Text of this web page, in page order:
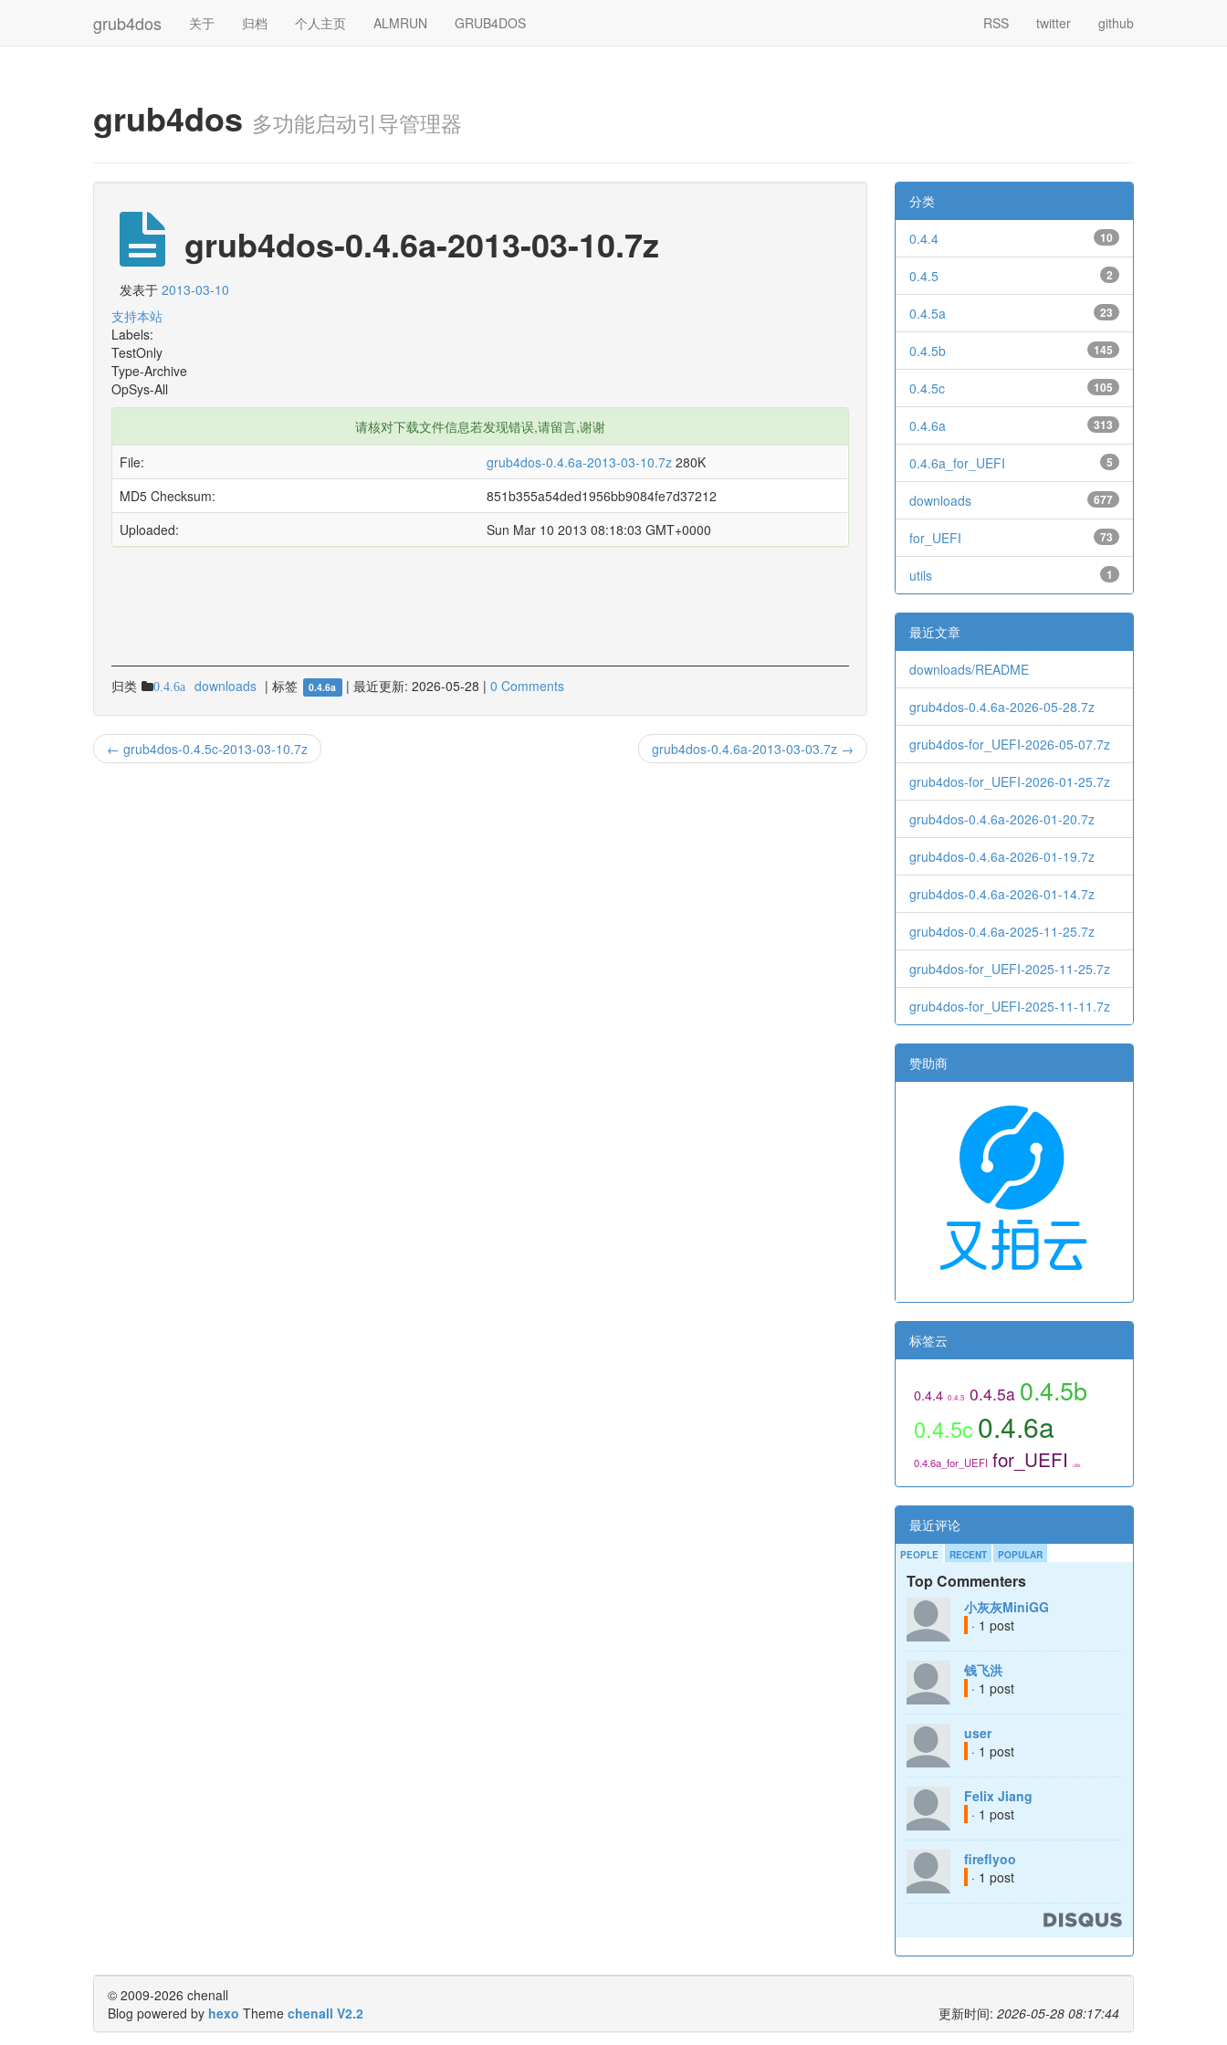
grub4dos 关于 归档 个人主页 ALMRUN GRUB4DOS RSS twitter github
grub4dos 多功能启动引导管理器
grub4dos-0.4.6a-2013-03-10.7z
发表于 2013-03-10
支持本站
Labels:
TestOnly
Type-Archive
OpSys-All
请核对下载文件信息若发现错误,请留言,谢谢
File:
grub4dos-0.4.6a-2013-03-10.7z 280K
MD5 Checksum:
851b355a54ded1956bb9084fe7d37212
Uploaded:
Sun Mar 10 2013 08:18:03 GMT+0000
归类 0.4.6a downloads | 标签 0.4.6a | 最近更新: 2026-05-28 | 0 Comments
← grub4dos-0.4.5c-2013-03-10.7z grub4dos-0.4.6a-2013-03-03.7z →
分类
10
0.4.4
2
0.4.5
23
0.4.5a
145
0.4.5b
105
0.4.5c
313
0.4.6a
5
0.4.6a_for_UEFI
677
downloads
73
for_UEFI
1
utils
最近文章
downloads/README
grub4dos-0.4.6a-2026-05-28.7z
grub4dos-for_UEFI-2026-05-07.7z
grub4dos-for_UEFI-2026-01-25.7z
grub4dos-0.4.6a-2026-01-20.7z
grub4dos-0.4.6a-2026-01-19.7z
grub4dos-0.4.6a-2026-01-14.7z
grub4dos-0.4.6a-2025-11-25.7z
grub4dos-for_UEFI-2025-11-25.7z
grub4dos-for_UEFI-2025-11-11.7z
赞助商
标签云
0.4.4 0.4.5 0.4.5a 0.4.5b
0.4.5c0.4.6a
0.4.6a_for_UEFI for_UEFI utils
最近评论
PEOPLE RECENT POPULAR
Top Commenters
小灰灰MiniGG
· 1 post
钱飞洪
· 1 post
user
· 1 post
Felix Jiang
· 1 post
fireflyoo
· 1 post
© 2009-2026 chenall
Blog powered by hexo Theme chenall V2.2 更新时间: 2026-05-28 08:17:44